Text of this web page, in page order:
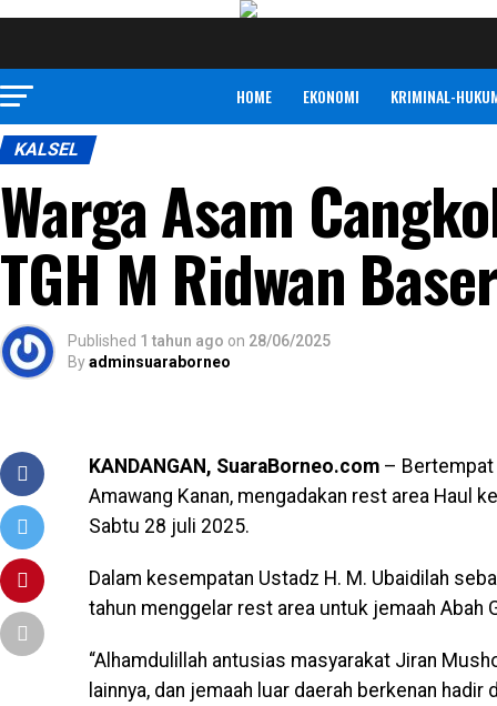
HOME EKONOMI KRIMINAL-
KALSEL
Warga Asam
TGH M Ridwan
Published 1 tahun ago on 28/06/2025
Byadminsuaraborneo
KANDANGAN, SuaraBorneo.com – Bertempat
Amawang Kanan, mengadakan rest area Haul
Sabtu 28 juli 2025.
Dalam kesempatan Ustadz H. M. Ubaidilah
tahun menggelar rest area untuk jemaah Abah
“Alhamdulillah antusias masyarakat Jiran
lainnya, dan jemaah luar daerah berkenan